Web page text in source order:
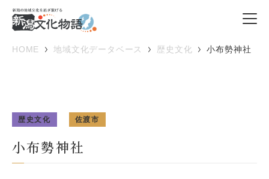
HOME 地域文化データベース 歴史文化 小布勢神社
歴史文化 佐渡市
小布勢神社